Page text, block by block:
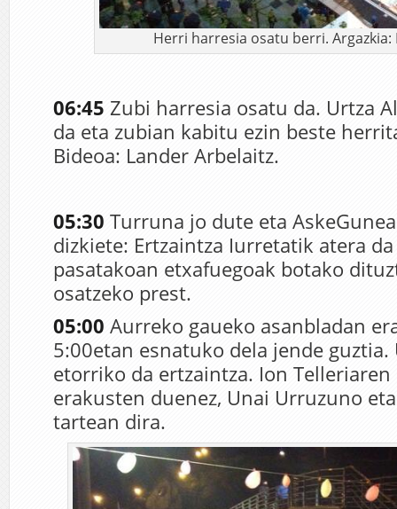
Herri harresia osatu berri. Argazkia:
06:45 Zubi harresia osatu da. Urtza
da eta zubian kabitu ezin beste
Bideoa: Lander Arbelaitz.
05:30 Turruna jo dute eta
dizkiete: Ertzaintza Iurretatik atera
pasatakoan etxafuegoak botako
osatzeko prest.
05:00 Aurreko gaueko asanbladan
5:00etan esnatuko dela jende guztia.
etorriko da ertzaintza. Ion Telleriaren
erakusten duenez, Unai Urruzuno
tartean dira.